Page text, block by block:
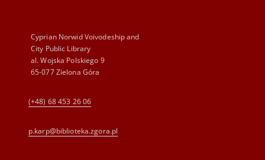
Cyprian Norwid Voivodeship and
City Public Library
al. Wojska Polskiego 9
65-077 Zielona Góra
(+48) 68 453 26 06
p.karp@biblioteka.zgora.pl